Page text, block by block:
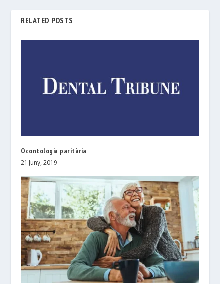
RELATED POSTS
Odontologia paritària
21 Juny, 2019